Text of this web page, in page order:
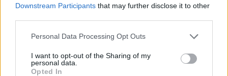
Downstream Participants that may further disclose it to other
Personal Data Processing Opt Outs
I want to opt-out of the Sharing of my
personal data.
Opted In
και ότι σου κάνει κλικ!